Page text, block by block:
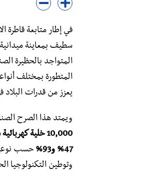
في إطار متابعة قاطرة
المتواجد بالحظيرة
المتطورة بمختلف
يعزز من قدرات البلاد
​ويمتد هذا الصرح
10,000 خلية كهربائية سنوياً
47% و93%
حسب
وتوطين التكنولوجيا